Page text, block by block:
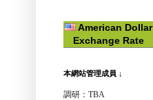
American Dollar
Exchange Rate
本網站管理成員 ↓
調研：TBA